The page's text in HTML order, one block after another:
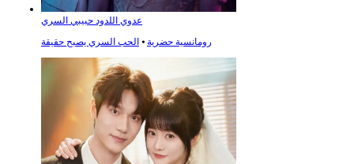
عدوي اللدود حبيبي السري
رومانسية حضرية ⦁ الحب السري يصبح حقيقة